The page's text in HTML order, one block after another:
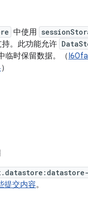
中使用
持。此功能允许
临时保留数据。（
）
提交内容。